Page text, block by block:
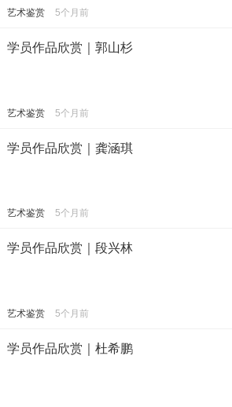
艺术鉴赏 5个月前
学员作品欣赏｜郭山杉
艺术鉴赏 5个月前
学员作品欣赏｜龚涵琪
艺术鉴赏 5个月前
学员作品欣赏｜段兴林
艺术鉴赏 5个月前
学员作品欣赏｜杜希鹏